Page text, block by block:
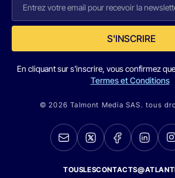
S'INSCRIRE
En cliquant sur s'inscrire, vous confirmez
Termes et Conditions
© 2026 Talmont Media SAS. tous